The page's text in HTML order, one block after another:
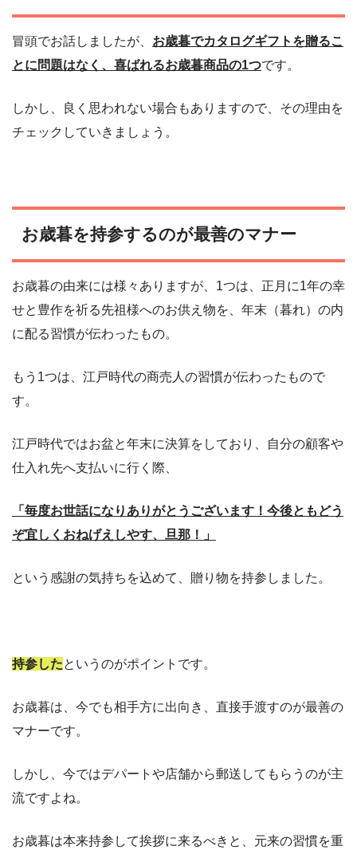
冒頭でお話しましたが、 お歳暮でカタログギフトを贈るこ
とに問題はなく、喜ばれるお歳暮商品の1つです。
しかし、良く思われない場合もありますので、その理由を
チェックしていきましょう。
お歳暮を持参するのが最善のマナー
お歳暮の由来には様々ありますが、1つは、正月に1年の幸
せと豊作を祈る先祖様へのお供え物を、年末（暮れ）の内
に配る習慣が伝わったもの。
もう1つは、江戸時代の商売人の習慣が伝わったもので
す。
江戸時代ではお盆と年末に決算をしており、自分の顧客や
仕入れ先へ支払いに行く際、
「毎度お世話になりありがとうございます！今後ともどう
ぞ宜しくおねげえしやす、旦那！」
という感謝の気持ちを込めて、贈り物を持参しました。
持参したというのがポイントです。
お歳暮は、今でも相手方に出向き、直接手渡すのが最善の
マナーです。
しかし、今ではデパートや店舗から郵送してもらうのが主
流ですよね。
お歳暮は本来持参して挨拶に来るべきと、元来の習慣を重